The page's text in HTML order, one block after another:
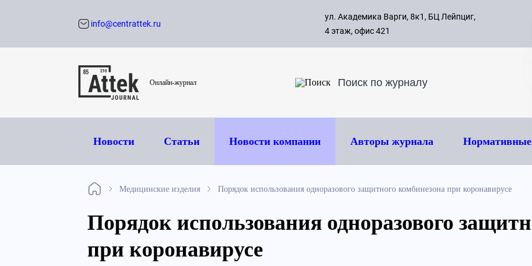
с 09:00
8 495
info@centrattek.ru
ул. Академика Варги, 8к1, БЦ Лейпциг,
4 этаж, офис 421
Онлайн-журнал
Новости Статьи Новости компании Авторы журнала
Медицинские изделия Порядок использования одноразового защитного комбинезона при коронавирусе
Порядок использования одноразового
при коронавирусе